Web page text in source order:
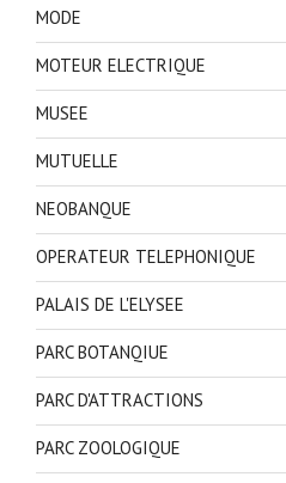
MODE
MOTEUR ELECTRIQUE
MUSEE
MUTUELLE
NEOBANQUE
OPERATEUR TELEPHONIQUE
PALAIS DE L'ELYSEE
PARC BOTANQIUE
PARC D'ATTRACTIONS
PARC ZOOLOGIQUE